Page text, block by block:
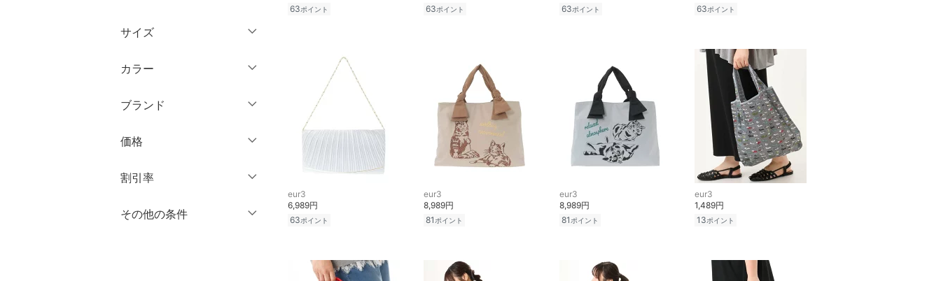
ジャケット・アウター
パンツ
ワンピース・ドレス
スカート
オールインワン・オーバ
ーオール
シューズ・靴
サイズ
M
XL
カラー
クリア
ブランド
価格
絞り込み
割引率
％OFF～ ％OFF
その他の条件
63ポイント
63ポイント
63ポイント
63ポイント
eur3
6,989円
63ポイント
eur3
8,989円
81 ポイント
eur3
8,989円
81 ポイント
eur3
1,489円
13ポイント